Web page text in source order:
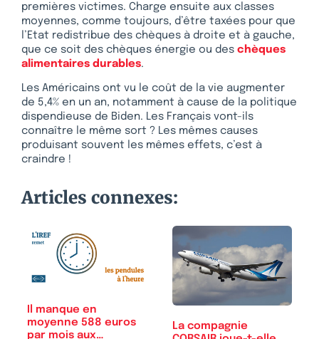
premières victimes. Charge ensuite aux classes
moyennes, comme toujours, d’être taxées pour que
l’Etat redistribue des chèques à droite et à gauche,
que ce soit des chèques énergie ou des chèques
alimentaires durables.
Les Américains ont vu le coût de la vie augmenter
de 5,4% en un an, notamment à cause de la politique
dispendieuse de Biden. Les Français vont-ils
connaître le même sort ? Les mêmes causes
produisant souvent les mêmes effets, c’est à
craindre !
Articles connexes:
Il manque en
moyenne 588 euros
par mois aux
La compagnie